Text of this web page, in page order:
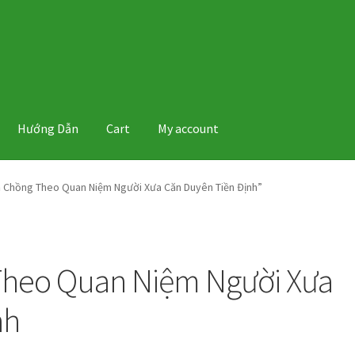
Hướng Dẫn Cart My account
Theo Quan Niệm Người Xưa Căn Duyên Tiền Định”
Quan Niệm Người Xưa